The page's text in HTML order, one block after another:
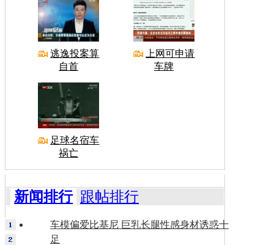
逃逸投案算
自首
上网可申请
车牌
足球名宿车
祸亡
新闻排行 跟帖排行
车模偏爱比基尼 巨乳长腿性感身材诱惑十
足